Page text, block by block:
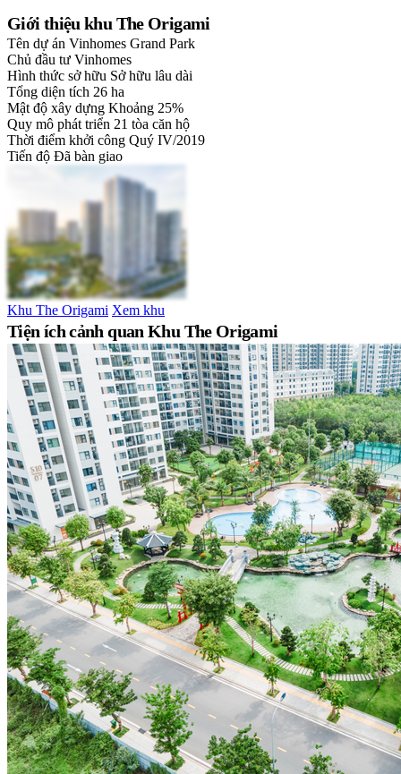
Giới thiệu khu The Origami
Tên dự án Vinhomes Grand Park
Chủ đầu tư Vinhomes
Hình thức sở hữu Sở hữu lâu dài
Tổng diện tích 26 ha
Mật độ xây dựng Khoảng 25%
Quy mô phát triển 21 tòa căn hộ
Thời điểm khởi công Quý IV/2019
Tiến độ Đã bàn giao
Khu The Origami Xem khu
Tiện ích cảnh quan Khu The Origami